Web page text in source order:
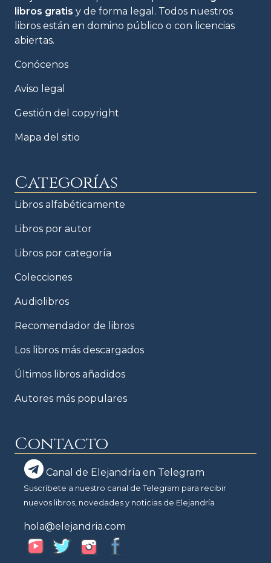
libros gratis y de forma legal. Todos nuestros
libros están en domino público o con licencias
abiertas.
Conócenos
Aviso legal
Gestión del copyright
Mapa del sitio
Categorías
Libros alfabéticamente
Libros por autor
Libros por categoría
Colecciones
Audiolibros
Recomendador de libros
Los libros más descargados
Últimos libros añadidos
Autores más populares
Contacto
Canal de Elejandría en Telegram
Suscríbete a nuestro canal de Telegram para recibir
nuevos libros, novedades y noticias de Elejandría
hola@elejandria.com